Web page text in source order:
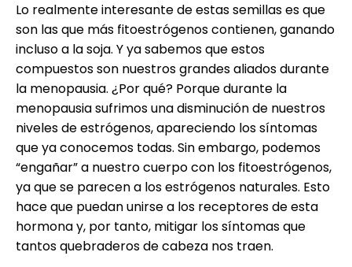
Lo realmente interesante de estas semillas es que
son las que más fitoestrógenos contienen, ganando
incluso a la soja. Y ya sabemos que estos
compuestos son nuestros grandes aliados durante
la menopausia. ¿Por qué? Porque durante la
menopausia sufrimos una disminución de nuestros
niveles de estrógenos, apareciendo los síntomas
que ya conocemos todas. Sin embargo, podemos
“engañar” a nuestro cuerpo con los fitoestrógenos,
ya que se parecen a los estrógenos naturales. Esto
hace que puedan unirse a los receptores de esta
hormona y, por tanto, mitigar los síntomas que
tantos quebraderos de cabeza nos traen.